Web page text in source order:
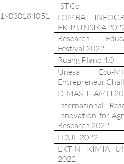
19030184051
IST.Co
LOMBA
FKIP UNSIKA
Research
Festival 2022
Ruang Plano 4.0
Unesa Eco-
Entrepreneur
DIMAS-TI AMLI
International
Innovation for
Research 2022
LDUL 2022
LKTIN KIMIA
2022